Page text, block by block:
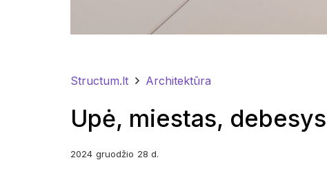
Structum.lt Architektūra
Upė, miestas,
2024 gruodžio 28 d.